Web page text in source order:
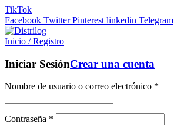
TikTok
Facebook Twitter Pinterest linkedin Telegram
Inicio / Registro
Iniciar SesiónCrear una cuenta
Nombre de usuario o correo electrónico *
Contraseña *